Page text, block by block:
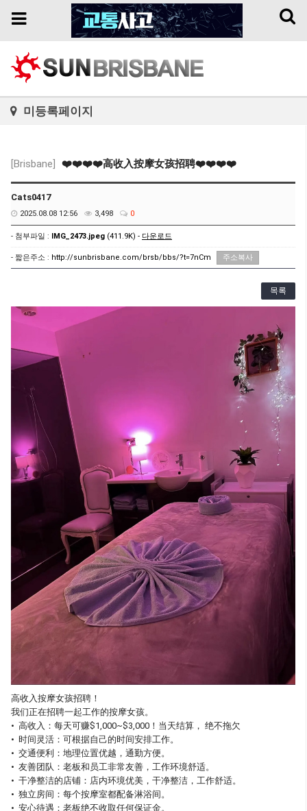
Toggle
Toggle
미등록페이지
[Brisbane] ❤️❤️❤️❤️高收入按摩女孩招聘❤️❤️❤️❤️
Cats0417
2025.08.08 12:56 3,498 0
- 첨부파일 : IMG_2473.jpeg (411.9K) - 다운로드
- 짧은주소 : http://sunbrisbane.com/brsb/bbs/?t=7nCm 주소복사
목록
高收入按摩女孩招聘！
我们正在招聘一起工作的按摩女孩。
• 高收入：每天可赚$1,000~$3,000！当天结算， 绝不拖欠
• 时间灵活：可根据自己的时间安排工作。
• 交通便利：地理位置优越，通勤方便。
• 友善团队：老板和员工非常友善，工作环境舒适。
• 干净整洁的店铺：店内环境优美，干净整洁，工作舒适。
• 独立房间：每个按摩室都配备淋浴间。
• 安心待遇：老板绝不收取任何保证金。